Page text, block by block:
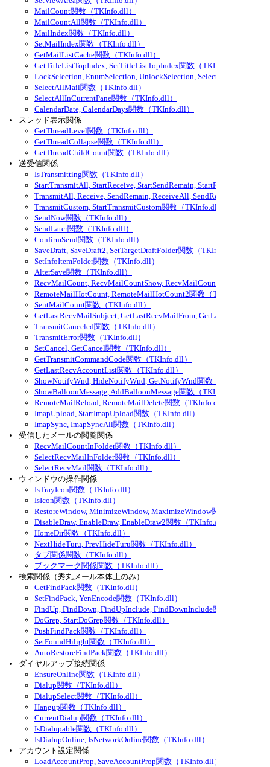
MailCount関数（TKInfo.dll）
MailCountAll関数（TKInfo.dll）
MailIndex関数（TKInfo.dll）
SetMailIndex関数（TKInfo.dll）
GetMailListCache関数（TKInfo.dll）
GetTitleListTopIndex, SetTitleListTopIndex関数（TKInfo.dll）
LockSelection, EnumSelection, UnlockSelection, SelectedMailCount
SelectAllMail関数（TKInfo.dll）
SelectAllInCurrentPane関数（TKInfo.dll）
CalendarDate, CalendarDays関数（TKInfo.dll）
スレッド表示関係
GetThreadLevel関数（TKInfo.dll）
GetThreadCollapse関数（TKInfo.dll）
GetThreadChildCount関数（TKInfo.dll）
送受信関係
IsTransmitting関数（TKInfo.dll）
StartTransmitAll, StartReceive, StartSendRemain, StartReceiveAll,
TransmitAll, Receive, SendRemain, ReceiveAll, SendRemainAll関数
TransmitCustom, StartTransmitCustom関数（TKInfo.dll）
SendNow関数（TKInfo.dll）
SendLater関数（TKInfo.dll）
ConfirmSend関数（TKInfo.dll）
SaveDraft, SaveDraft2, SetTargetDraftFolder関数（TKInfo.dll）
SetInfoItemFolder関数（TKInfo.dll）
AlterSave関数（TKInfo.dll）
RecvMailCount, RecvMailCountShow,
RemoteMailHotCount, RemoteMailHotCount2関数（TKInfo.dll）
SentMailCount関数（TKInfo.dll）
GetLastRecvMailSubject, GetLastRecvMailFrom,
TransmitCanceled関数（TKInfo.dll）
TransmitError関数（TKInfo.dll）
SetCancel, GetCancel関数（TKInfo.dll）
GetTransmitCommandCode関数（TKInfo.dll）
GetLastRecvAccountList関数（TKInfo.dll）
ShowNotifyWnd, HideNotifyWnd, GetNotifyWnd関数（TKInfo.dll）
ShowBalloonMessage, AddBalloonMessage関数（TKInfo.dll）
RemoteMailReload, RemoteMailDelete関数（TKInfo.dll）
ImapUpload, StartImapUpload関数（TKInfo.dll）
ImapSync, ImapSyncAll関数（TKInfo.dll）
受信したメールの閲覧関係
RecvMailCountInFolder関数（TKInfo.dll）
SelectRecvMailInFolder関数（TKInfo.dll）
SelectRecvMail関数（TKInfo.dll）
ウィンドウの操作関係
IsTrayIcon関数（TKInfo.dll）
IsIcon関数（TKInfo.dll）
RestoreWindow, MinimizeWindow, MaximizeWindow関数（
DisableDraw, EnableDraw, EnableDraw2関数（TKInfo.dll）
HomeDir関数（TKInfo.dll）
NextHideTuru, PrevHideTuru関数（TKInfo.dll）
タブ関係関数（TKInfo.dll）
ブックマーク関係関数（TKInfo.dll）
検索関係（秀丸メール本体上のみ）
GetFindPack関数（TKInfo.dll）
SetFindPack, YenEncode関数（TKInfo.dll）
FindUp, FindDown, FindUpInclude, FindDownInclude関数（
DoGrep, StartDoGrep関数（TKInfo.dll）
PushFindPack関数（TKInfo.dll）
SetFoundHilight関数（TKInfo.dll）
AutoRestoreFindPack関数（TKInfo.dll）
ダイヤルアップ接続関係
EnsureOnline関数（TKInfo.dll）
Dialup関数（TKInfo.dll）
DialupSelect関数（TKInfo.dll）
Hangup関数（TKInfo.dll）
CurrentDialup関数（TKInfo.dll）
IsDialupable関数（TKInfo.dll）
IsDialupOnline, IsNetworkOnline関数（TKInfo.dll）
アカウント設定関係
LoadAccountProp, SaveAccountProp関数（TKInfo.dll）